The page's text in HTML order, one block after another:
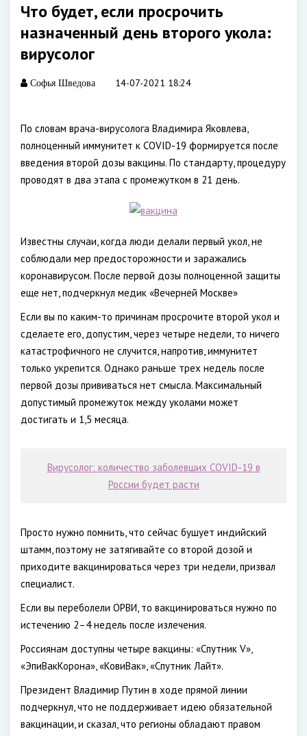
Что будет, если просрочить
назначенный день второго укола:
вирусолог
Софья Шведова 14-07-2021 18:24
По словам врача-вирусолога Владимира Яковлева,
полноценный иммунитет к COVID-19 формируется после
введения второй дозы вакцины. По стандарту, процедуру
проводят в два этапа с промежутком в 21 день.
Известны случаи, когда люди делали первый укол, не
соблюдали мер предосторожности и заражались
коронавирусом. После первой дозы полноценной защиты
еще нет, подчеркнул медик «Вечерней Москве»
Если вы по каким-то причинам просрочите второй укол и
сделаете его, допустим, через четыре недели, то ничего
катастрофичного не случится, напротив, иммунитет
только укрепится. Однако раньше трех недель после
первой дозы прививаться нет смысла. Максимальный
допустимый промежуток между уколами может
достигать и 1,5 месяца.
Вирусолог: количество заболевших COVID-19 в
России будет расти
Просто нужно помнить, что сейчас бушует индийский
штамм, поэтому не затягивайте со второй дозой и
приходите вакцинироваться через три недели, призвал
специалист.
Если вы переболели ОРВИ, то вакцинироваться нужно по
истечению 2–4 недель после излечения.
Россиянам доступны четыре вакцины: «Спутник V»,
«ЭпиВакКорона», «КовиВак», «Спутник Лайт».
Президент Владимир Путин в ходе прямой линии
подчеркнул, что не поддерживает идею обязательной
вакцинации, и сказал, что регионы обладают правом